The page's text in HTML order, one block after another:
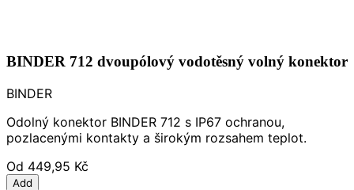
BINDER 712 dvoupólový vodotěsný volný konektor
BINDER
Odolný konektor BINDER 712 s IP67 ochranou,
pozlacenými kontakty a širokým rozsahem teplot.
Od 449,95 Kč
Add